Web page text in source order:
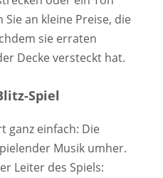
an kleine Preise, die
sie erraten
Decke versteckt hat.
Spiel
ganz einfach: Die
Musik umher.
Leiter des Spiels: